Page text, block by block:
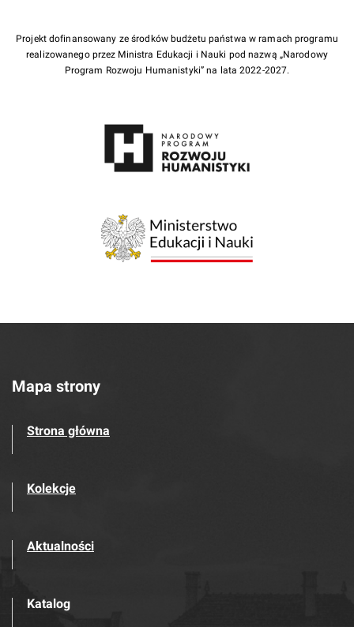
Projekt dofinansowany ze środków budżetu państwa w ramach programu
realizowanego przez Ministra Edukacji i Nauki pod nazwą „Narodowy
Program Rozwoju Humanistyki” na lata 2022-2027.
Mapa strony
Strona główna
Kolekcje
Aktualności
Katalog